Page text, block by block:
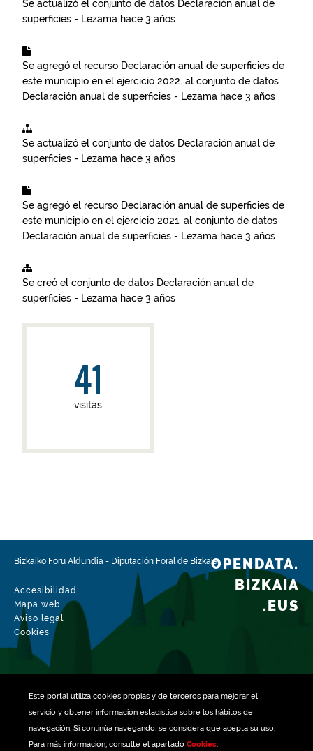
Este portal utiliza cookiespropias y de terceros para mejorar el
servicio y obtener información estadística sobre los hábitos de
navegación. Si continúa navegando, se considera que acepta su uso.
Para más información, consulte el apartado Cookies.
Se actualizó el conjunto de datos Declaración anual de
superficies - Lezama hace 3 años
Se agregó el recurso Declaración anual de superficies de
este municipio en el ejercicio 2022. al conjunto de datos
Declaración anual de superficies - Lezama hace 3 años
Se actualizó el conjunto de datos Declaración anual de
superficies - Lezama hace 3 años
Se agregó el recurso Declaración anual de superficies de
este municipio en el ejercicio 2021. al conjunto de datos
Declaración anual de superficies - Lezama hace 3 años
Se creó el conjunto de datos Declaración anual de
superficies - Lezama hace 3 años
41
visitas
Bizkaiko Foru Aldundia - Diputación Foral de Bizkaia
Accesibilidad
Mapa web
Aviso legal
Cookies
OPENDATA.
BIZKAIA
.EUS